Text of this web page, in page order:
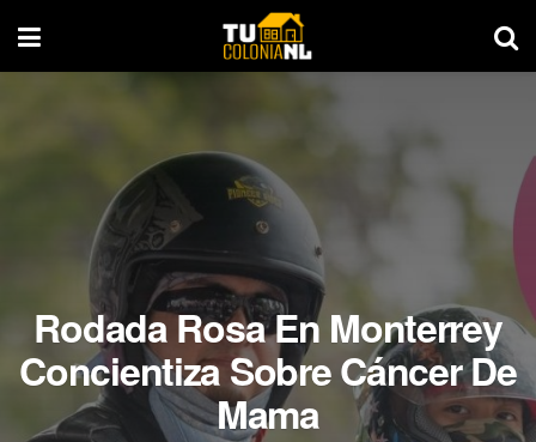
Rodada Rosa En Monterrey
Concientiza Sobre Cáncer De
Mama